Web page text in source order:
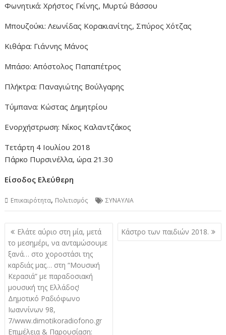
Φωνητικά: Χρήστος Γκίνης, Μυρτώ Βάσσου
Μπουζούκι: Λεωνίδας Κορακιανίτης, Σπύρος Χότζας
Κιθάρα: Γιάννης Μάνος
Μπάσο: Απόστολος Παπαπέτρος
Πλήκτρα: Παναγιώτης Βούλγαρης
Τύμπανα: Κώστας Δημητρίου
Ενορχήστρωση: Νίκος Καλαντζάκος
Τετάρτη 4 Ιουλίου 2018
Πάρκο Πυρσινέλλα, ώρα 21.30
Είσοδος Ελεύθερη
Επικαιρότητα, Πολιτισμός ΣΥΝΑΥΛΙΑ
Πλοήγηση
άρθρων
Ελάτε αύριο στη μία, μετά
το μεσημέρι, να ανταμώσουμε
ξανά… στο χοροστάσι της
καρδιάς μας… στη “Μουσική
Κερασιά” με παραδοσιακή
μουσική της Ελλάδος!
Δημοτικό Ραδιόφωνο
Ιωαννίνων 98,
7/www.dimotikoradiofono.gr
Επιμέλεια & Παρουσίαση:
Κάστρο των παιδιών 2018.